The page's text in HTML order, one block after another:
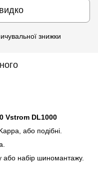
знижки
Vstrom DL1000
або подібні.
або набір шиномантажу.